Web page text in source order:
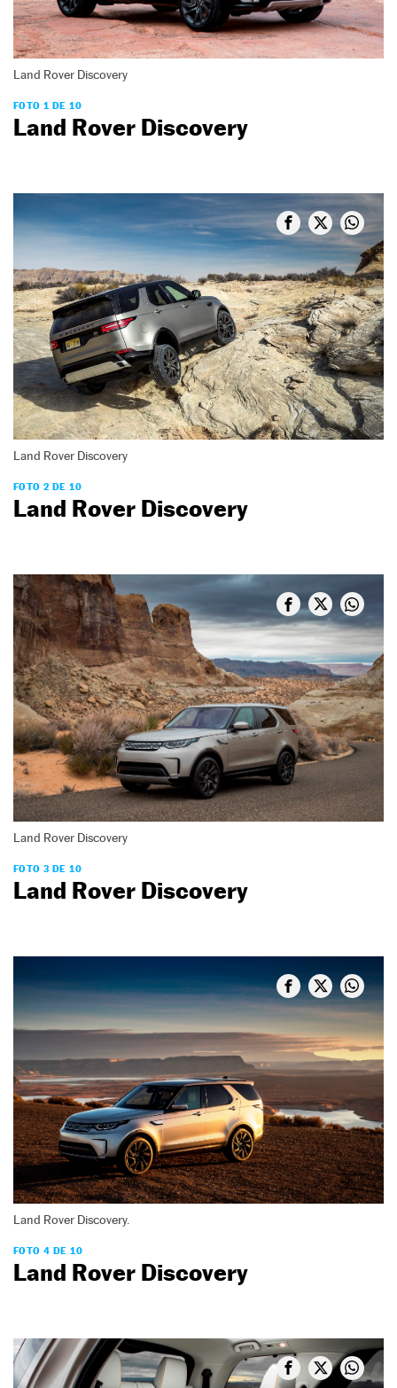
Land Rover Discovery
FOTO 1 DE 10
Land Rover Discovery
Land Rover Discovery
FOTO 2 DE 10
Land Rover Discovery
Land Rover Discovery
FOTO 3 DE 10
Land Rover Discovery
Land Rover Discovery.
FOTO 4 DE 10
Land Rover Discovery